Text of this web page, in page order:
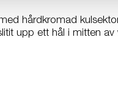
hårdkromad
upp ett hål i mitten